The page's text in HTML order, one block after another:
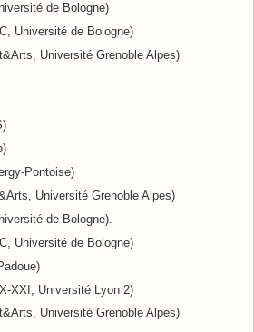
de Bologne)
Université de Bologne)
Université Grenoble Alpes)
Pontoise)
Université Grenoble Alpes)
de Bologne).
Université de Bologne)
XXI, Université Lyon 2)
Université Grenoble Alpes)